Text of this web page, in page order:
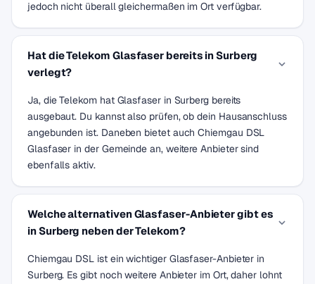
jedoch nicht überall gleichermaßen im Ort verfügbar.
Hat die Telekom Glasfaser bereits in Surberg
verlegt?
Ja, die Telekom hat Glasfaser in Surberg bereits
ausgebaut. Du kannst also prüfen, ob dein Hausanschluss
angebunden ist. Daneben bietet auch Chiemgau DSL
Glasfaser in der Gemeinde an, weitere Anbieter sind
ebenfalls aktiv.
Welche alternativen Glasfaser-Anbieter gibt es
in Surberg neben der Telekom?
Chiemgau DSL ist ein wichtiger Glasfaser-Anbieter in
Surberg. Es gibt noch weitere Anbieter im Ort, daher lohnt